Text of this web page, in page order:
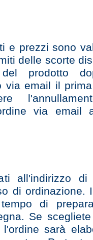
e prezzi sono
delle scorte
prodotto
via email il
via email
all'indirizzo di
di ordinazione.
di
Se
sarà